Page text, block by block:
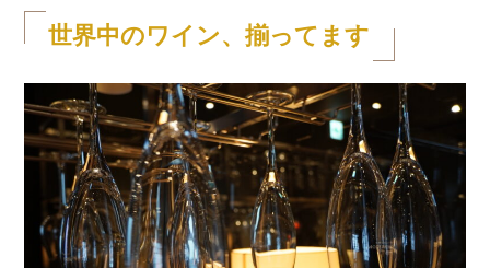
世界中のワイン、揃ってます